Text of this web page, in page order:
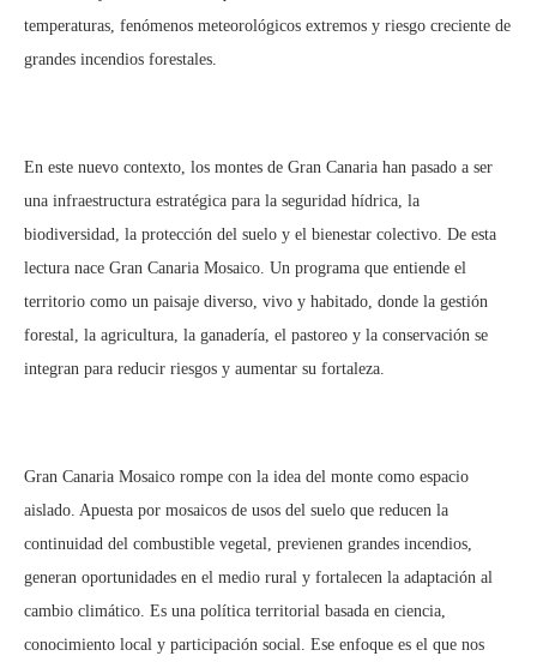
temperaturas, fenómenos meteorológicos extremos y riesgo creciente de
grandes incendios forestales.
En este nuevo contexto, los montes de Gran Canaria han pasado a ser
una infraestructura estratégica para la seguridad hídrica, la
biodiversidad, la protección del suelo y el bienestar colectivo. De esta
lectura nace Gran Canaria Mosaico. Un programa que entiende el
territorio como un paisaje diverso, vivo y habitado, donde la gestión
forestal, la agricultura, la ganadería, el pastoreo y la conservación se
integran para reducir riesgos y aumentar su fortaleza.
Gran Canaria Mosaico rompe con la idea del monte como espacio
aislado. Apuesta por mosaicos de usos del suelo que reducen la
continuidad del combustible vegetal, previenen grandes incendios,
generan oportunidades en el medio rural y fortalecen la adaptación al
cambio climático. Es una política territorial basada en ciencia,
conocimiento local y participación social. Ese enfoque es el que nos